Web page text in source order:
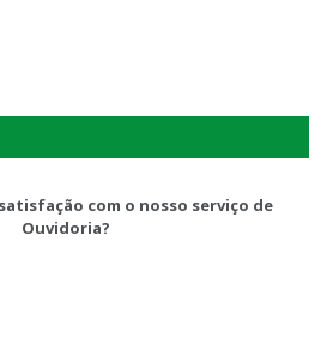
com o nosso serviço de
Ouvidoria?